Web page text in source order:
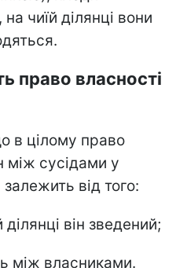
чиїй ділянці вони
право власності
в цілому право
між сусідами у
від того:
він зведений;
між власниками.